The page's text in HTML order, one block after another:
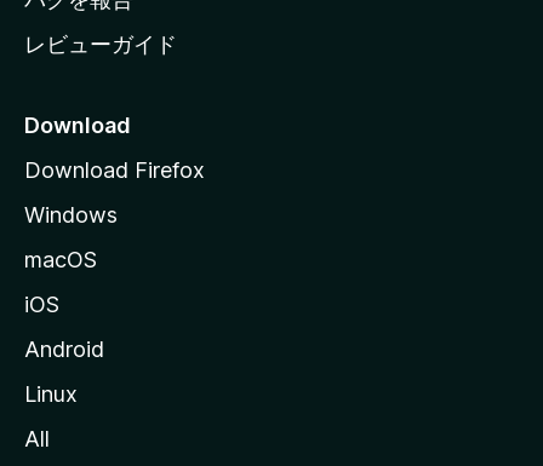
レビューガイド
Download
Download Firefox
Windows
macOS
iOS
Android
Linux
All